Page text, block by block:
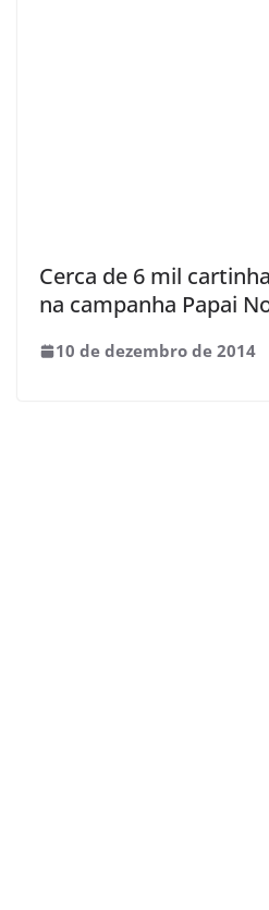
Cerca de 6 mil
na campanha Papai
10 de dezembro de 2014